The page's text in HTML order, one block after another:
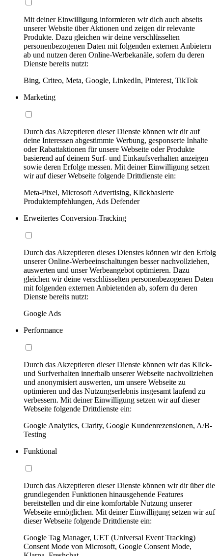
Mit deiner Einwilligung informieren wir dich auch abseits
unserer Website über Aktionen und zeigen dir relevante
Produkte. Dazu gleichen wir deine verschlüsselten
personenbezogenen Daten mit folgenden externen Anbietern
ab und nutzen deren Online-Werbekanäle, sofern du deren
Dienste bereits nutzt:
Bing, Criteo, Meta, Google, LinkedIn, Pinterest, TikTok
Marketing
Durch das Akzeptieren dieser Dienste können wir dir auf
deine Interessen abgestimmte Werbung, gesponserte Inhalte
oder Rabattaktionen für unsere Webseite oder Produkte
basierend auf deinem Surf- und Einkaufsverhalten anzeigen
sowie deren Erfolge messen. Mit deiner Einwilligung setzen
wir auf dieser Webseite folgende Drittdienste ein:
Meta-Pixel, Microsoft Advertising, Klickbasierte
Produktempfehlungen, Ads Defender
Erweitertes Conversion-Tracking
Durch das Akzeptieren dieses Dienstes können wir den Erfolg
unserer Online-Werbeeinschaltungen besser nachvollziehen,
auswerten und unser Werbeangebot optimieren. Dazu
gleichen wir deine verschlüsselten personenbezogenen Daten
mit folgenden externen Anbietenden ab, sofern du deren
Dienste bereits nutzt:
Google Ads
Performance
Durch das Akzeptieren dieser Dienste können wir das Klick-
und Surfverhalten innerhalb unserer Webseite nachvollziehen
und anonymisiert auswerten, um unsere Webseite zu
optimieren und das Nutzungserlebnis insgesamt laufend zu
verbessern. Mit deiner Einwilligung setzen wir auf dieser
Webseite folgende Drittdienste ein:
Google Analytics, Clarity, Google Kundenrezensionen, A/B-
Testing
Funktional
Durch das Akzeptieren dieser Dienste können wir dir über die
grundlegenden Funktionen hinausgehende Features
bereitstellen und dir eine komfortable Nutzung unserer
Webseite ermöglichen. Mit deiner Einwilligung setzen wir auf
dieser Webseite folgende Drittdienste ein:
Google Tag Manager, UET (Universal Event Tracking)
Consent Mode von Microsoft, Google Consent Mode,